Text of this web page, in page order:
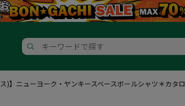
)】ニューヨーク・ヤンキースベースボールシャツ＊カタ